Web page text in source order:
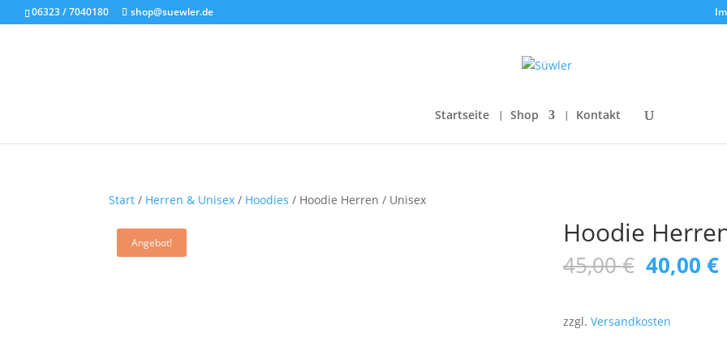
06323 / 7040180 shop@suewler.de
Startseite Shop Kontakt
Start / Herren & Unisex / Hoodies / Hoodie Herren / Unisex
Angebot! Hoodie
45,00€
Preis
45,00 €
40,00 €
zzgl. Versandkosten